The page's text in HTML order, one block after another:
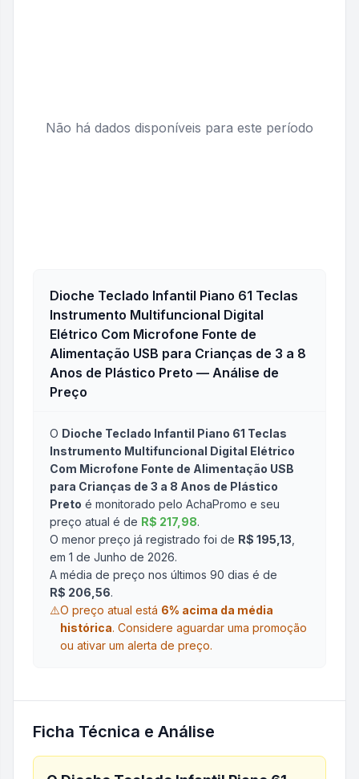
Não há dados disponíveis para este período
Dioche Teclado Infantil Piano 61 Teclas
Instrumento Multifuncional Digital
Elétrico Com Microfone Fonte de
Alimentação USB para Crianças de 3 a 8
Anos de Plástico Preto — Análise de
Preço
O Dioche Teclado Infantil Piano 61 Teclas
Instrumento Multifuncional Digital Elétrico
Com Microfone Fonte de Alimentação USB
para Crianças de 3 a 8 Anos de Plástico
Preto é monitorado pelo AchaPromo e seu
preço atual é de R$ 217,98.
O menor preço já registrado foi de R$ 195,13
em 1 de Junho de 2026.
A média de preço nos últimos 90 dias é de
R$ 206,56.
⚠️O preço atual está 6% acima da média
histórica. Considere aguardar uma promoção
ou ativar um alerta de preço.
Ficha Técnica e Análise